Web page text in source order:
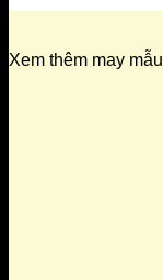
Xem thêm may mẫu